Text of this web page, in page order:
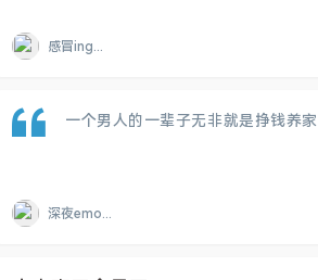
感冒ing...
一个男人的一辈子无非就是挣钱养
深夜emo...